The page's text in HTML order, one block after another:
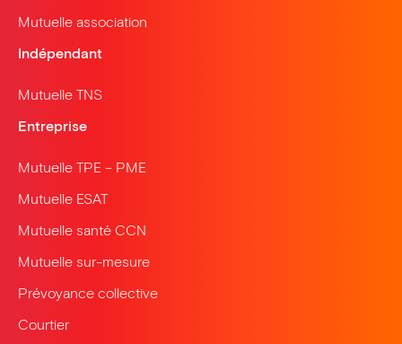
Mutuelle association
Indépendant
Mutuelle TNS
Entreprise
Mutuelle TPE – PME
Mutuelle ESAT
Mutuelle santé CCN
Mutuelle sur-mesure
Prévoyance collective
Courtier